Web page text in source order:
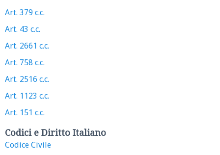
Art. 379 c.c.
Art. 43 c.c.
Art. 2661 c.c.
Art. 758 c.c.
Art. 2516 c.c.
Art. 1123 c.c.
Art. 151 c.c.
Codici e Diritto Italiano
Codice Civile